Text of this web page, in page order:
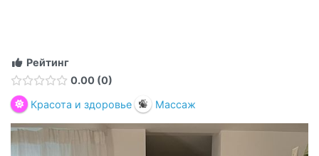
Рейтинг
0.00 0
Красота и здоровье
Массаж